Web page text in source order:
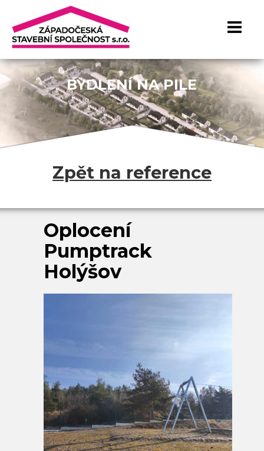
BYDLENÍ NA PILE
Zpět na reference
Oplocení
Pumptrack
Holýšov